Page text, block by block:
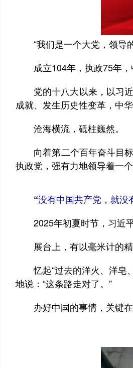
“我们是一个大党，领导
成立104年，执政75年，
党的十八大以来，以习近
成就、发生历史性变革，中
沧海横流，砥柱巍然。
向着第二个百年奋斗目标
执政党，强有力地领导着一
“没有中国共产党，就
2025年初夏时节，习近平
展台上，有以毫米计的精
忆起“过去的洋火、洋皂、
地说：“这条路走对了。”
办好中国的事情，关键在